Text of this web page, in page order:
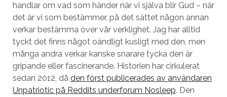
handlar om vad som händer när vi själva blir Gud – när
det är vi som bestämmer, på det sättet någon annan
verkar bestämma över vår verklighet. Jag har alltid
tyckt det finns något oändligt kusligt med den, men
många andra verkar kanske snarare tycka den är
gripande eller fascinerande. Historien har cirkulerat
sedan 2012, då den först publicerades av användaren
Unpatriotic på Reddits underforum Nosleep. Den